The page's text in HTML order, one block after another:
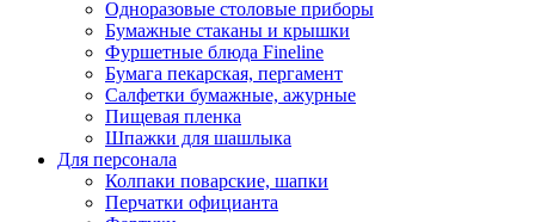
Одноразовые столовые приборы
Бумажные стаканы и крышки
Фуршетные блюда Fineline
Бумага пекарская, пергамент
Салфетки бумажные, ажурные
Пищевая пленка
Шпажки для шашлыка
Для персонала
Колпаки поварские, шапки
Перчатки официанта